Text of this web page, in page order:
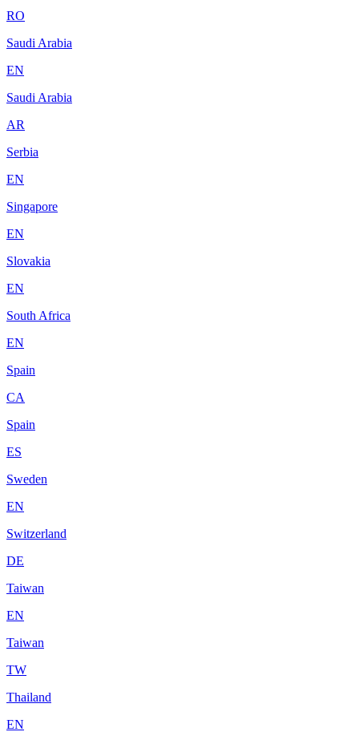
RO
Saudi Arabia
EN
Saudi Arabia
AR
Serbia
EN
Singapore
EN
Slovakia
EN
South Africa
EN
Spain
CA
Spain
ES
Sweden
EN
Switzerland
DE
Taiwan
EN
Taiwan
TW
Thailand
EN